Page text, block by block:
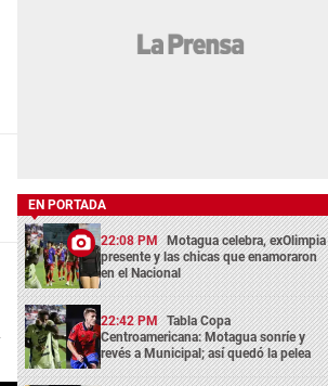
EN PORTADA
22:08 PM Motagua celebra, exOlimpia
presente y las chicas que enamoraron
en el Nacional
22:42 PM Tabla Copa
Centroamericana: Motagua sonríe y
revés a Municipal; así quedó la pelea